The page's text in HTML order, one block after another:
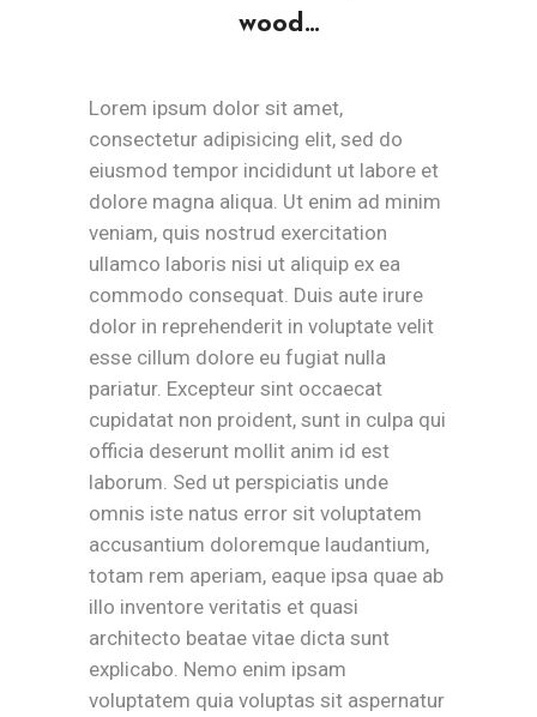
wood…
Lorem ipsum dolor sit amet,
consectetur adipisicing elit, sed do
eiusmod tempor incididunt ut labore et
dolore magna aliqua. Ut enim ad minim
veniam, quis nostrud exercitation
ullamco laboris nisi ut aliquip ex ea
commodo consequat. Duis aute irure
dolor in reprehenderit in voluptate velit
esse cillum dolore eu fugiat nulla
pariatur. Excepteur sint occaecat
cupidatat non proident, sunt in culpa qui
officia deserunt mollit anim id est
laborum. Sed ut perspiciatis unde
omnis iste natus error sit voluptatem
accusantium doloremque laudantium,
totam rem aperiam, eaque ipsa quae ab
illo inventore veritatis et quasi
architecto beatae vitae dicta sunt
explicabo. Nemo enim ipsam
voluptatem quia voluptas sit aspernatur